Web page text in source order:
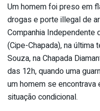
Um homem foi preso em
drogas e porte illegal de
Companhia
(Cipe-Chapada), na
Souza, na Chapada
das 12h, quando uma
um homem se
situação condicional.